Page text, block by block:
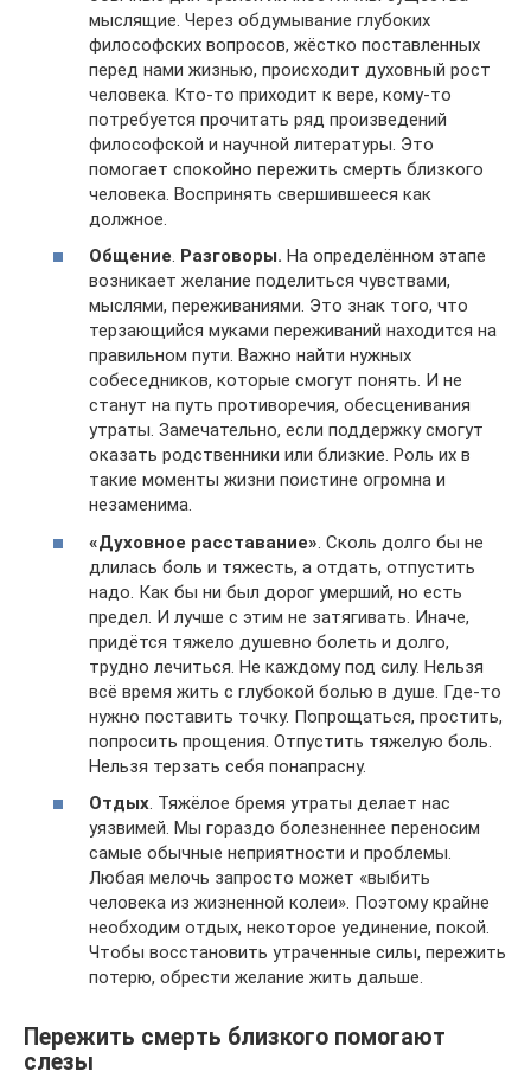
мыслящие. Через обдумывание глубоких
философских вопросов, жёстко поставленных
перед нами жизнью, происходит духовный рост
человека. Кто-то приходит к вере, кому-то
потребуется прочитать ряд произведений
философской и научной литературы. Это
помогает спокойно пережить смерть близкого
человека. Воспринять свершившееся как
должное.
Общение. Разговоры. На определённом этапе
возникает желание поделиться чувствами,
мыслями, переживаниями. Это знак того, что
терзающийся муками переживаний находится на
правильном пути. Важно найти нужных
собеседников, которые смогут понять. И не
станут на путь противоречия, обесценивания
утраты. Замечательно, если поддержку смогут
оказать родственники или близкие. Роль их в
такие моменты жизни поистине огромна и
незаменима.
«Духовное расставание» . Сколь долго бы не
длилась боль и тяжесть, а отдать, отпустить
надо. Как бы ни был дорог умерший, но есть
предел. И лучше с этим не затягивать. Иначе,
придётся тяжело душевно болеть и долго,
трудно лечиться. Не каждому под силу. Нельзя
всё время жить с глубокой болью в душе. Где-то
нужно поставить точку. Попрощаться, простить,
попросить прощения. Отпустить тяжелую боль.
Нельзя терзать себя понапрасну.
Отдых. Тяжёлое бремя утраты делает нас
уязвимей. Мы гораздо болезненнее переносим
самые обычные неприятности и проблемы.
Любая мелочь запросто может «выбить
человека из жизненной колеи». Поэтому крайне
необходим отдых, некоторое уединение, покой.
Чтобы восстановить утраченные силы, пережить
потерю, обрести желание жить дальше.
Пережить смерть близкого помогают
слезы